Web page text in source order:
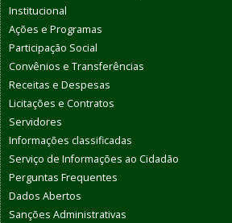
Institucional
Ações e Programas
Participação Social
Convênios e Transferências
Receitas e Despesas
Licitações e Contratos
Servidores
Informações classificadas
Serviço de Informações ao Cidadão
Perguntas Frequentes
Dados Abertos
Sanções Administrativas